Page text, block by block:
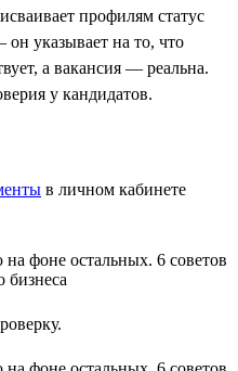
профилям статус
указывает на то, что
а вакансия — реальна.
у кандидатов.
в личном кабинете